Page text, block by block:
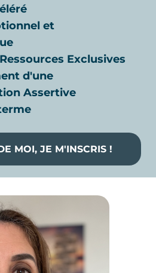
et
Exclusives
d'une
Assertive
MOI, JE M'INSCRIS !